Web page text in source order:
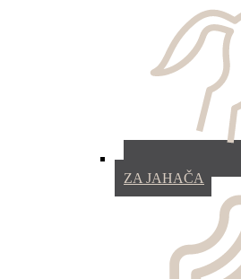
ZA JAHAČA